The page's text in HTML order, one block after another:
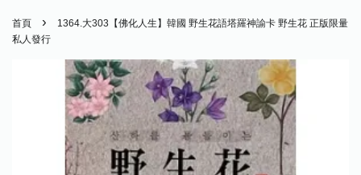
首頁 ›
1364.大303【佛化人生】韓國 野生花語塔羅神諭卡 野生花 正版限量
私人發行